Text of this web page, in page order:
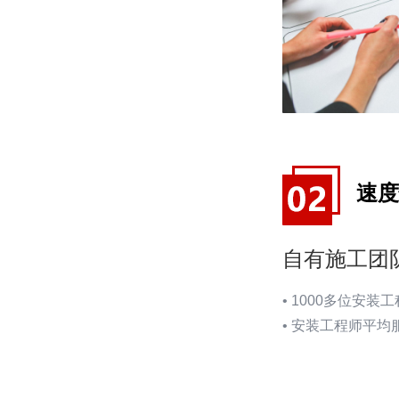
自有施工团
• 1000多位安装工
• 安装工程师平均
速